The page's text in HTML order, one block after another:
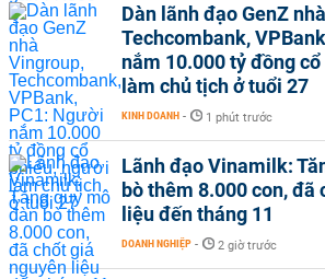
Dàn lãnh đạo GenZ
Techcombank,
nắm 10.000 tỷ đồng
làm chủ tịch ở tuổi 27
KINH DOANH - 1 phút trước
Lãnh đạo Vinamilk:
bò thêm 8.000 con, đã
liệu đến tháng 11
DOANH NGHIỆP - 2 giờ trước